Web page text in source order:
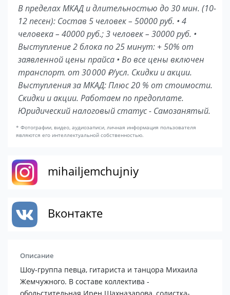
В пределах МКАД и длительностью до 30 мин. (10-
12 песен): Состав 5 человек – 50000 руб. • 4
человека – 40000 руб.; 3 человек – 30000 руб. •
Выступление 2 блока по 25 минут: + 50% от
заявленной цены прайса • Во все цены включен
транспорт. от 30 000 ₽/усл. Скидки и акции.
Выступления за МКАД: Плюс 20 % от стоимости.
Скидки и акции. Работаем по предоплате.
Юридический налоговый статус - Самозанятый.
* Фотографии, видео, аудиозаписи, личная информация пользователя
являются его интеллектуальной собственностью.
mihailjemchujniy
Вконтакте
Описание
Шоу-группа певца, гитариста и танцора Михаила
Жемчужного. В составе коллектива -